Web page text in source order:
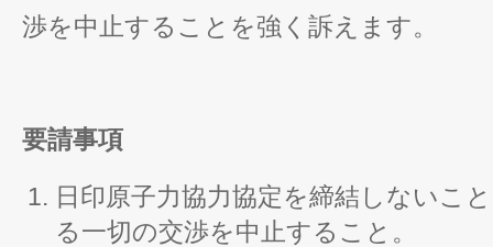
渉を中止することを強く訴えます。
要請事項
日印原子力協力協定を締結しないこ
る一切の交渉を中止すること。